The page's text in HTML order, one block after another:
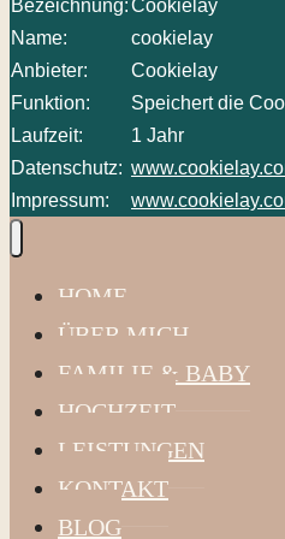
Bezeichnung:Cookielay
Name:
cookielay
Anbieter:
Cookielay
Funktion:
Speichert die
Laufzeit:
1 Jahr
Datenschutz:
Impressum:
HOME
ÜBER MICH
FAMILIE & BABY
HOCHZEIT
LEISTUNGEN
KONTAKT
BLOG